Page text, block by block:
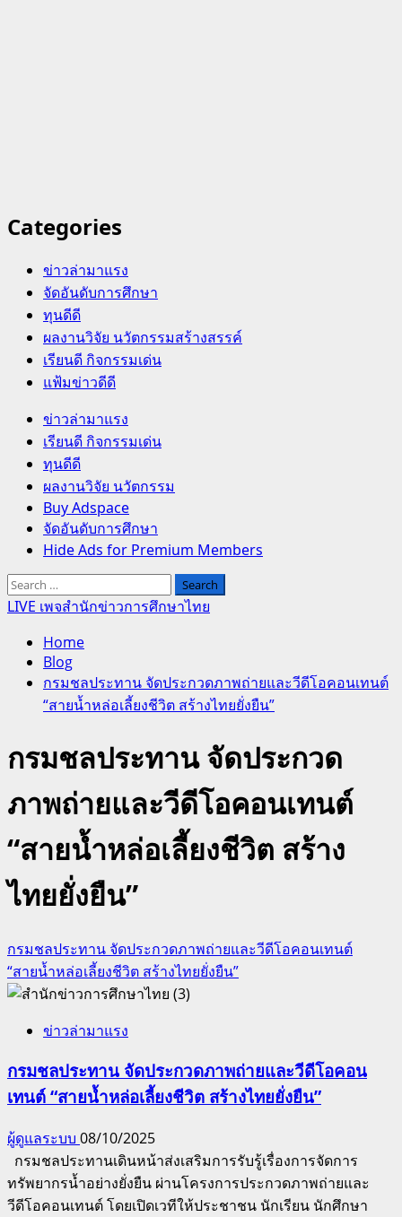
Categories
ข่าวล่ามาแรง
จัดอันดับการศึกษา
ทุนดีดี
ผลงานวิจัย นวัตกรรมสร้างสรรค์
เรียนดี กิจกรรมเด่น
แฟ้มข่าวดีดี
Primary
Menu
ข่าวล่ามาแรง
เรียนดี กิจกรรมเด่น
ทุนดีดี
ผลงานวิจัย นวัตกรรม
Buy Adspace
จัดอันดับการศึกษา
Hide Ads for Premium Members
Search
for:
LIVE เพจสำนักข่าวการศึกษาไทย
Home
Blog
กรมชลประทาน จัดประกวดภาพถ่ายและวีดีโอคอนเทนต์
“สายน้ำหล่อเลี้ยงชีวิต สร้างไทยยั่งยืน”
กรมชลประทาน จัดประกวด
ภาพถ่ายและวีดีโอคอนเทนต์
“สายน้ำหล่อเลี้ยงชีวิต สร้าง
ไทยยั่งยืน”
กรมชลประทาน จัดประกวดภาพถ่ายและวีดีโอคอนเทนต์
“สายน้ำหล่อเลี้ยงชีวิต สร้างไทยยั่งยืน”
ข่าวล่ามาแรง
กรมชลประทาน จัดประกวดภาพถ่ายและวีดีโอคอน
เทนต์ “สายน้ำหล่อเลี้ยงชีวิต สร้างไทยยั่งยืน”
ผู้ดูแลระบบ 08/10/2025
กรมชลประทานเดินหน้าส่งเสริมการรับรู้เรื่องการจัดการ
ทรัพยากรน้ำอย่างยั่งยืน ผ่านโครงการประกวดภาพถ่ายและ
วีดีโอคอนเทนต์ โดยเปิดเวทีให้ประชาชน นักเรียน นักศึกษา